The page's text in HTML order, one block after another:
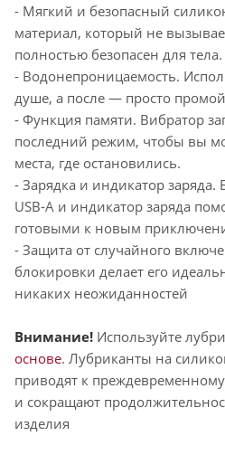
- Мягкий и безопасный
материал, который не
полностью безопасен для тела.
- Водонепроницаемость.
душе, а после — просто
- Функция памяти. Вибратор
последний режим, чтобы вы
места, где остановились.
- Зарядка и индикатор заряда.
USB-A и индикатор заряда
готовыми к новым
- Защита от случайного
блокировки делает его
никаких неожиданностей
Внимание! Используйте
основе. Лубриканты на
приводят к
и сокращают
изделия